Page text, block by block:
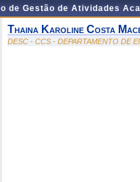
de Gestão de Atividades
Thaina Karoline Costa
DESC - CCS - DEPARTAMENTO DE